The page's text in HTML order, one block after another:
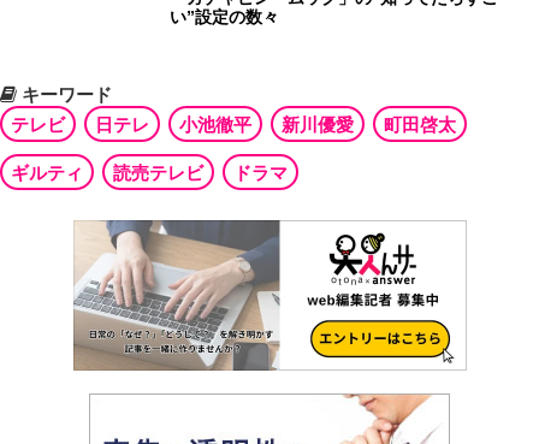
い”設定の数々
キーワード
テレビ
日テレ 小池徹平 新川優愛 町田啓太
ギルティ 読売テレビ ドラマ